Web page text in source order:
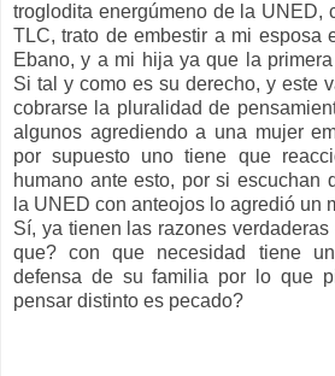
troglodita energúmeno de la UNED,
TLC, trato de embestir a mi esposa
Ebano, y a mi hija ya que la
Si tal y como es su derecho, y este
cobrarse la pluralidad de
algunos agrediendo a una mujer
por supuesto uno tiene que
humano ante esto, por si escuchan
la UNED con anteojos lo agredió un
Sí, ya tienen las razones
que? con que necesidad tiene
defensa de su familia por lo que
pensar distinto es pecado?